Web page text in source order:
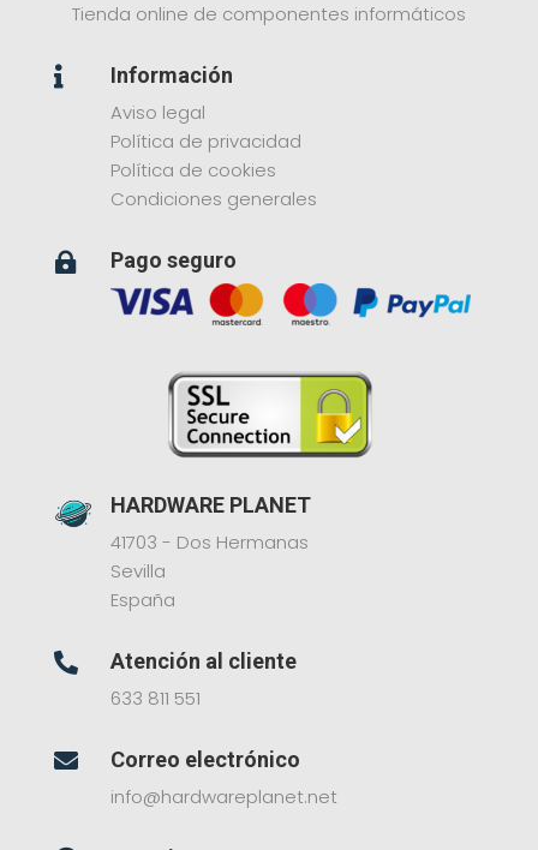
Tienda online de componentes informáticos

Información
Aviso legal
Política de privacidad
Política de cookies
Condiciones generales
 Pago seguro
HARDWARE PLANET
41703 - Dos Hermanas
Sevilla
España

Atención al cliente
633 811 551

Correo electrónico
info@hardwareplanet.net